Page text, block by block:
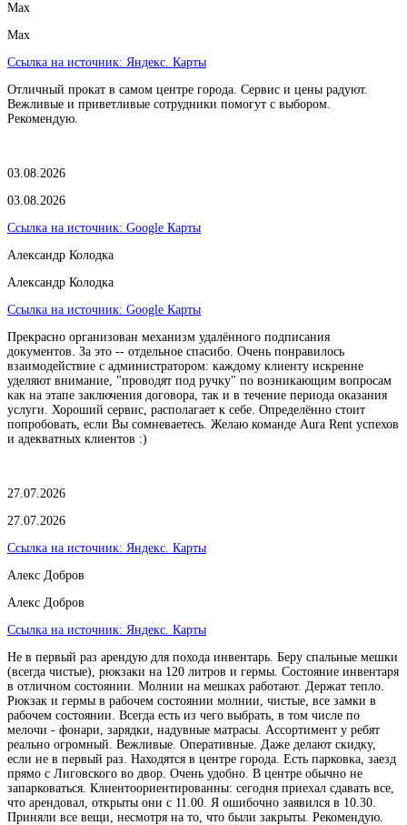
Max
Max
Ссылка на источник: Яндекс. Карты
Отличный прокат в самом центре города. Сервис и цены радуют.
Вежливые и приветливые сотрудники помогут с выбором.
Рекомендую.
03.08.2026
03.08.2026
Ссылка на источник: Google Карты
Александр Колодка
Александр Колодка
Ссылка на источник: Google Карты
Прекрасно организован механизм удалённого подписания
документов. За это -- отдельное спасибо. Очень понравилось
взаимодействие с администратором: каждому клиенту искренне
уделяют внимание, "проводят под ручку" по возникающим вопросам
как на этапе заключения договора, так и в течение периода оказания
услуги. Хороший сервис, располагает к себе. Определённо стоит
попробовать, если Вы сомневаетесь. Желаю команде Aura Rent успехов
и адекватных клиентов :)
27.07.2026
27.07.2026
Ссылка на источник: Яндекс. Карты
Алекс Добров
Алекс Добров
Ссылка на источник: Яндекс. Карты
Не в первый раз арендую для похода инвентарь. Беру спальные мешки
(всегда чистые), рюкзаки на 120 литров и гермы. Состояние инвентаря
в отличном состоянии. Молнии на мешках работают. Держат тепло.
Рюкзак и гермы в рабочем состоянии молнии, чистые, все замки в
рабочем состоянии. Всегда есть из чего выбрать, в том числе по
мелочи - фонари, зарядки, надувные матрасы. Ассортимент у ребят
реально огромный. Вежливые. Оперативные. Даже делают скидку,
если не в первый раз. Находятся в центре города. Есть парковка, заезд
прямо с Лиговского во двор. Очень удобно. В центре обычно не
запарковаться. Клиентоориентированны: сегодня приехал сдавать все,
что арендовал, открыты они с 11.00. Я ошибочно заявился в 10.30.
Приняли все вещи, несмотря на то, что были закрыты. Рекомендую.